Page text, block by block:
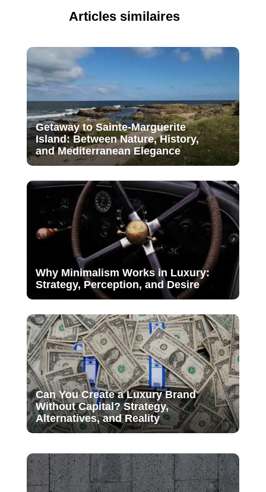
Articles similaires
Getaway to Sainte-Marguerite
Island: Between Nature, History,
and Mediterranean Elegance
Why Minimalism Works in Luxury:
Strategy, Perception, and Desire
Can You Create a Luxury Brand
Without Capital? Strategy,
Alternatives, and Reality